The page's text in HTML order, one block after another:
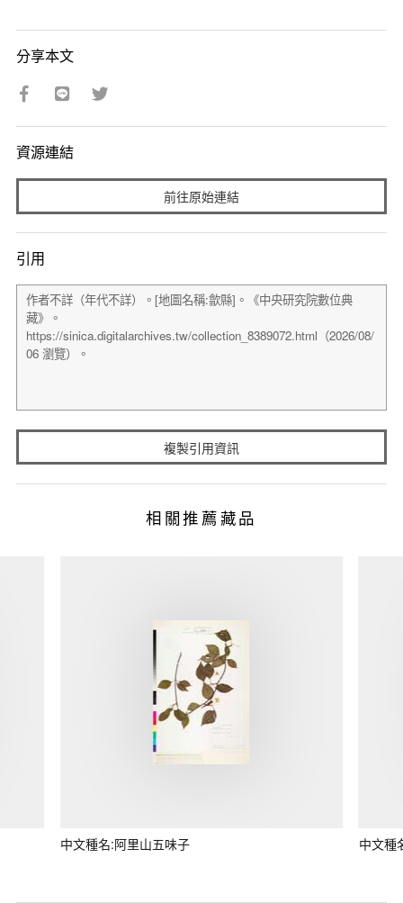
分享本文
資源連結
前往原始連結
引用
複製引用資訊
相關推薦藏品
中文種名:阿里山五味子 中文種